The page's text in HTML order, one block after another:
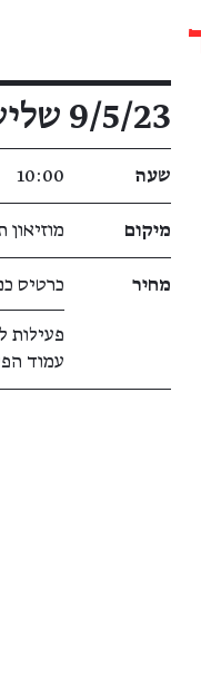
פרטי האירוע
9/5/23 שלישי
שעה 10:00
מיקום
מחיר כרטיס
פעילות
עמוד